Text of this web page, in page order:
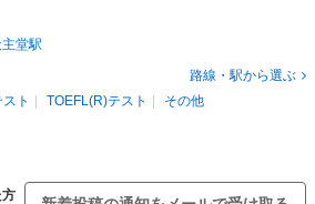
堂駅
路線・駅から選ぶ
ト
TOEFL(R)テスト その他